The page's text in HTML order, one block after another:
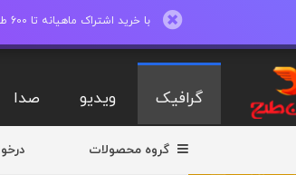
با خرید اشتراک ماهیانه تا 600 طرح لایه باز، وکتور، عکس، فایل های ویدیو وصدا دانلود کنید.
گرافیک ویدیو صدا
گروه محصولات